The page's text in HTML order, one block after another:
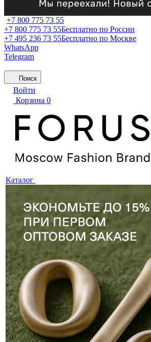
+7 800 775 73 55
+7 800 775 73 55Бесплатно по России
+7 495 236 73 55Бесплатно по Москве
WhatsApp
Telegram
Поиск
Войти
Корзина 0
Каталог